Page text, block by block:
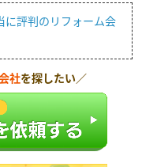
に評判のリフォーム会
社を探したい／